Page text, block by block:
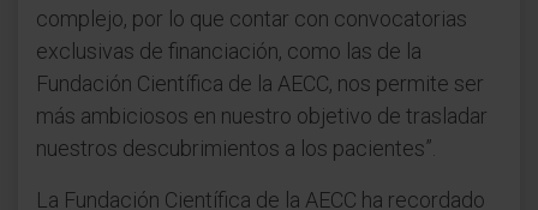
complejo, por lo que contar con convocatorias
exclusivas de financiación, como las de la
Fundación Científica de la AECC, nos permite ser
más ambiciosos en nuestro objetivo de trasladar
nuestros descubrimientos a los pacientes”.
La Fundación Científica de la AECC ha recordado